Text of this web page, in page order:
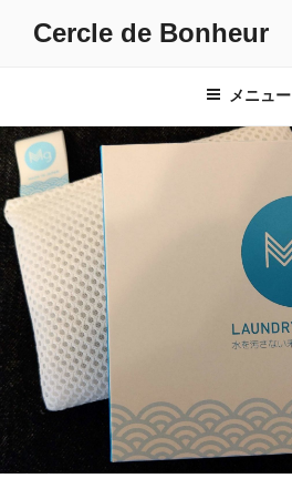
へ
ス
キ
ッ
プ
Cercle de Bonheur
メニュー